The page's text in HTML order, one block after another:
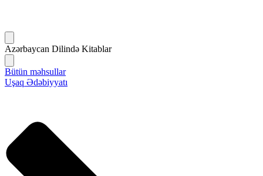
Azərbaycan Dilində Kitablar
Bütün məhsullar
Uşaq Ədəbiyyatı